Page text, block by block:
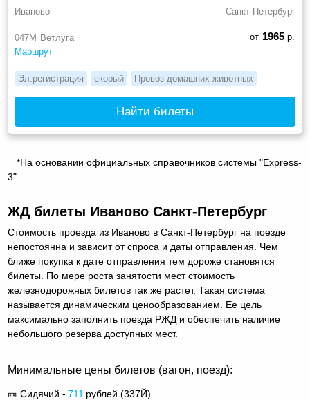
047М Ветлуга
Маршрут
Иваново Санкт-Петербург
от 1965р.
Эл.регистрация скорый Провоз домашних животных
Найти билеты
*На основании официальных справочников системы "Express-
3".
ЖД билеты Иваново Санкт-Петербург
Стоимость проезда из Иваново в Санкт-Петербург на поезде
непостоянна и зависит от спроса и даты отправления. Чем
ближе покупка к дате отправления тем дороже становятся
билеты. По мере роста занятости мест стоимость
железнодорожных билетов так же растет. Такая система
называется динамическим ценообразованием. Ее цель
максимально заполнить поезда РЖД и обеспечить наличие
небольшого резерва доступных мест.
Минимальные цены билетов (вагон, поезд):
🎫 Сидячий - 711 рублей (337Й)